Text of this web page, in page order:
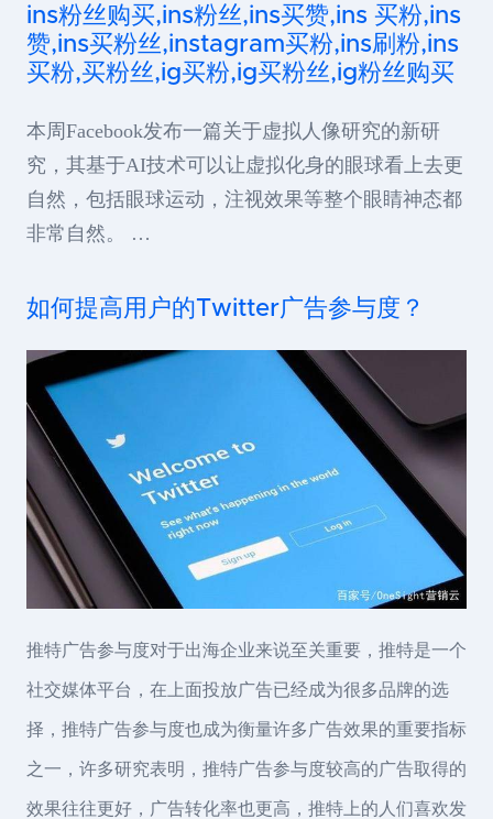
ins粉丝购买,ins粉丝,ins买赞,ins 买粉,ins
赞,ins买粉丝,instagram买粉,ins刷粉,ins
买粉,买粉丝,ig买粉,ig买粉丝,ig粉丝购买
本周Facebook发布一篇关于虚拟人像研究的新研
究，其基于AI技术可以让虚拟化身的眼球看上去更
自然，包括眼球运动，注视效果等整个眼睛神态都
非常自然。 …
如何提高用户的Twitter广告参与度？
推特广告参与度对于出海企业来说至关重要，推特是一个
社交媒体平台，在上面投放广告已经成为很多品牌的选
择，推特广告参与度也成为衡量许多广告效果的重要指标
之一，许多研究表明，推特广告参与度较高的广告取得的
效果往往更好，广告转化率也更高，推特上的人们喜欢发